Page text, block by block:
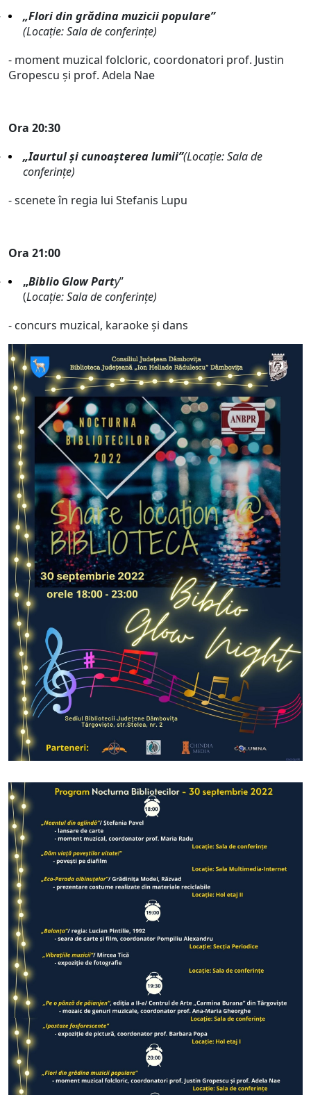
„Flori din grădina muzicii populare”
(Locație: Sala de conferințe)
- moment muzical folcloric, coordonatori prof. Justin
Gropescu și prof. Adela Nae
Ora 20:30
„Iaurtul și cunoașterea lumii”(Locație: Sala de
conferințe)
- scenete în regia lui Stefanis Lupu
Ora 21:00
„Biblio Glow Party”
(Locație: Sala de conferințe)
- concurs muzical, karaoke și dans